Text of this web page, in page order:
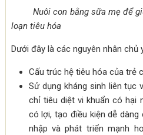
Nuôi con bằng sữa mẹ để
loạn tiêu hóa
Dưới đây là các nguyên nhân chủ
Cấu trúc hệ tiêu hóa của trẻ
Sử dụng kháng sinh liên tục
chỉ tiêu diệt vi khuẩn có hại
có lợi, tạo điều kiện dễ
nhập và phát triển mạnh